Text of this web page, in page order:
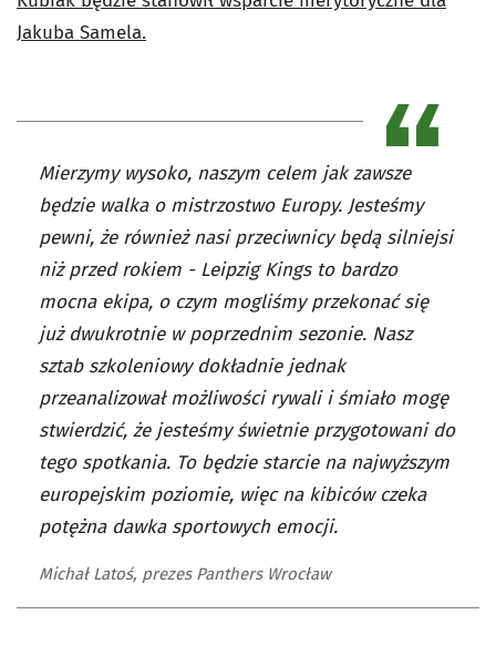
Jakuba Samela.
Mierzymy wysoko, naszym celem jak zawsze
będzie walka o mistrzostwo Europy. Jesteśmy
pewni, że również nasi przeciwnicy będą silniejsi
niż przed rokiem - Leipzig Kings to bardzo
mocna ekipa, o czym mogliśmy przekonać się
już dwukrotnie w poprzednim sezonie. Nasz
sztab szkoleniowy dokładnie jednak
przeanalizował możliwości rywali i śmiało mogę
stwierdzić, że jesteśmy świetnie przygotowani do
tego spotkania. To będzie starcie na najwyższym
europejskim poziomie, więc na kibiców czeka
potężna dawka sportowych emocji.
Michał Latoś, prezes Panthers Wrocław